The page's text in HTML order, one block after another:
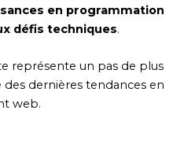
en programmation
défis techniques.
représente un pas de plus
dernières tendances en
web.